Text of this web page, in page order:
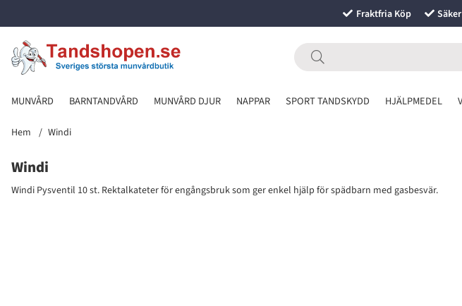
Fraktfria Köp
MUNVÅRD BARNTANDVÅRD MUNVÅRD DJUR NAPPAR SPORT TANDSKYDD HJÄLPMEDEL
Hem Windi
Windi
Windi Pysventil 10 st. Rektalkateter för engångsbruk som ger enkel hjälp för spädbarn med gasbesvär.